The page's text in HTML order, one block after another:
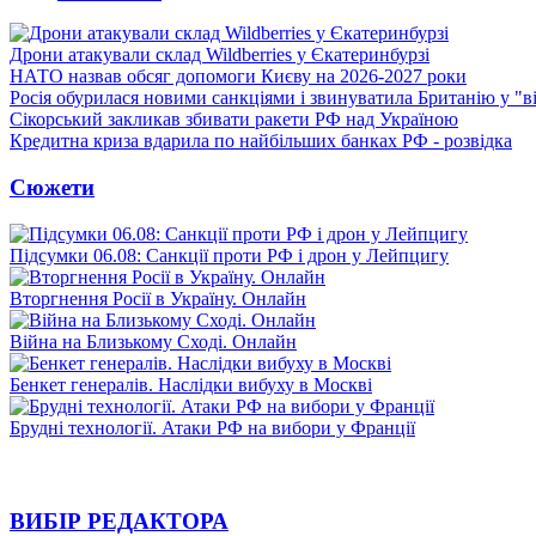
Дрони атакували склад Wildberries у Єкатеринбурзі
НАТО назвав обсяг допомоги Києву на 2026-2027 роки
Росія обурилася новими санкціями і звинуватила Британію у
Сікорський закликав збивати ракети РФ над Україною
Кредитна криза вдарила по найбільших банках РФ - розвідка
Сюжети
Підсумки 06.08: Санкції проти РФ і дрон у Лейпцигу
Вторгнення Росії в Україну. Онлайн
Війна на Близькому Сході. Онлайн
Бенкет генералів. Наслідки вибуху в Москві
Брудні технології. Атаки РФ на вибори у Франції
ВИБІР РЕДАКТОРА